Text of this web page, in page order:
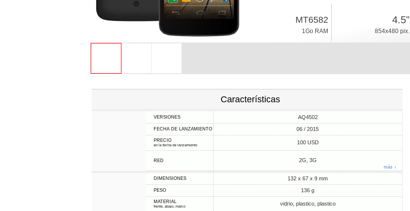
MT6582
1Go RAM
4.5"
854x480 pix.
Características
VERSIONES AQ4502
FECHA DE LANZAMIENTO 06 / 2015
PRECIO
en la fecha de lanzamiento 100 USD
RED 2G, 3G
más ↓
DIMENSIONES 132 x 67 x 9 mm
PESO 136 g
MATERIAL
frente, abajo, marco vidrio, plastico, plastico